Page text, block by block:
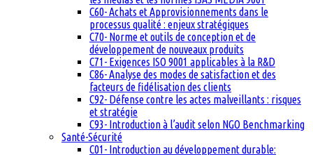
C60- Achats et Approvisionnements dans le
processus qualité : enjeux stratégiques
C70- Norme et outils de conception et de
développement de nouveaux produits
C71- Exigences ISO 9001 applicables à la R&D
C86- Analyse des modes de satisfaction et des
facteurs de fidélisation des clients
C92- Défense contre les actes malveillants : risques
et stratégie
C93- Introduction à l’audit selon NGO Benchmarking
Santé-Sécurité
C01- Introduction au développement durable: